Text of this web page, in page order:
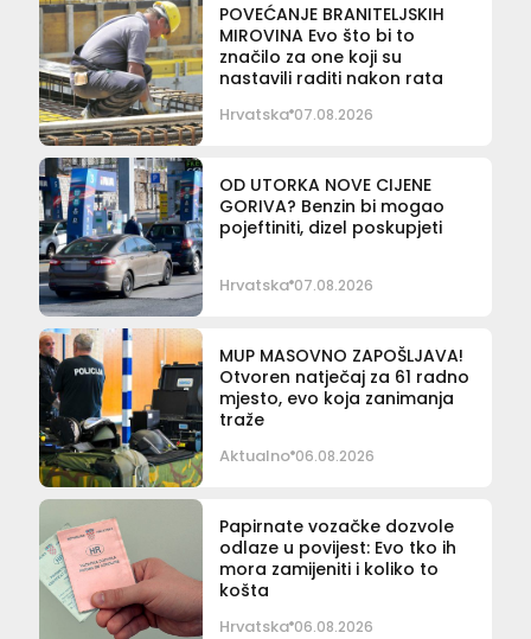
POVEĆANJE BRANITELJSKIH
MIROVINA Evo što bi to
značilo za one koji su
nastavili raditi nakon rata
Hrvatska 07.08.2026
OD UTORKA NOVE CIJENE
GORIVA? Benzin bi mogao
pojeftiniti, dizel poskupjeti
Hrvatska 07.08.2026
MUP MASOVNO ZAPOŠLJAVA!
Otvoren natječaj za 61 radno
mjesto, evo koja zanimanja
traže
Aktualno 06.08.2026
Papirnate vozačke dozvole
odlaze u povijest: Evo tko ih
mora zamijeniti i koliko to
košta
Hrvatska 06.08.2026